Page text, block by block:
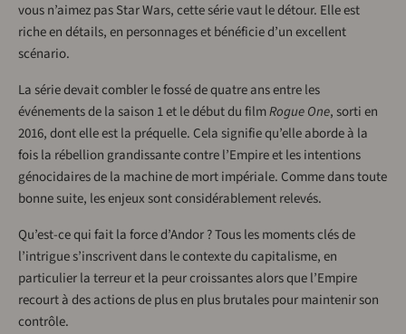
vous n’aimez pas Star Wars, cette série vaut le détour. Elle est
riche en détails, en personnages et bénéficie d’un excellent
scénario.
La série devait combler le fossé de quatre ans entre les
événements de la saison 1 et le début du filmRogue One, sorti en
2016, dont elle est la préquelle. Cela signifie qu’elle aborde à la
fois la rébellion grandissante contre l’Empire et les intentions
génocidaires de la machine de mort impériale. Comme dans toute
bonne suite, les enjeux sont considérablement relevés.
Qu’est-ce qui fait la force d’Andor ? Tous les moments clés de
l’intrigue s’inscrivent dans le contexte du capitalisme, en
particulier la terreur et la peur croissantes alors que l’Empire
recourt à des actions de plus en plus brutales pour maintenir son
contrôle.